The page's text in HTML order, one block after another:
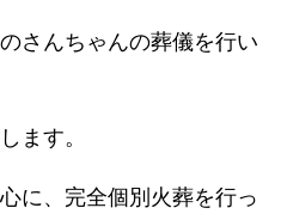
さんちゃんの葬儀を行い
ます。
に、完全個別火葬を行っ